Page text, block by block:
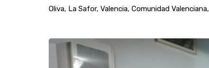
Oliva, La Safor, Valencia, Comunidad